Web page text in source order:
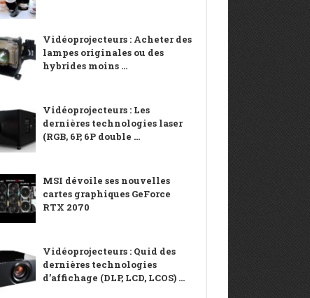
Vidéoprojecteurs : Acheter des
lampes originales ou des
hybrides moins ...
Vidéoprojecteurs : Les
dernières technologies laser
(RGB, 6P, 6P double ...
MSI dévoile ses nouvelles
cartes graphiques GeForce
RTX 2070
Vidéoprojecteurs : Quid des
dernières technologies
d’affichage (DLP, LCD, LCOS) ...